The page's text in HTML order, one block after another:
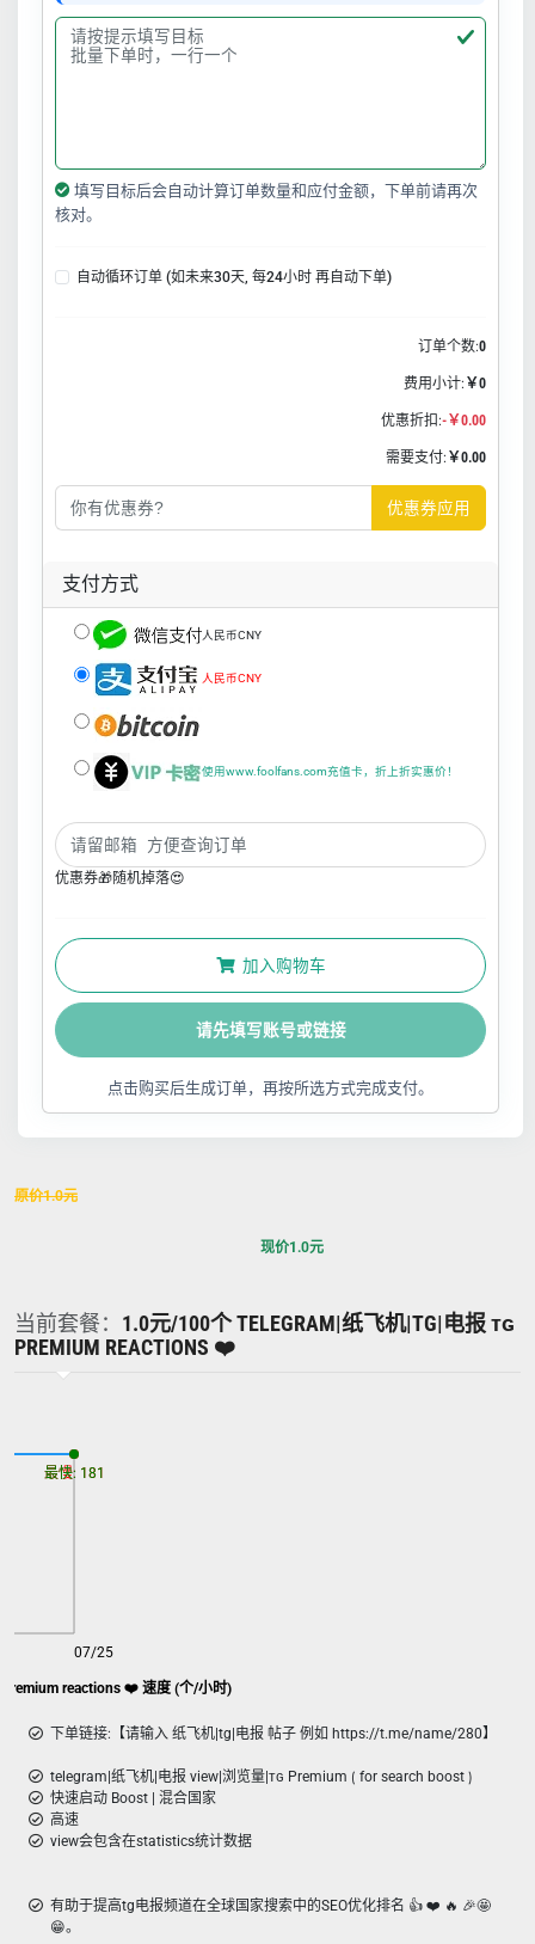
填写目标后会自动计算订单数量和应付金额，下单前请再次
核对。
自动循环订单 (如未来30天, 每24小时 再自动下单)
订单个数:0
费用小计: ￥0
优惠折扣:-￥0.00
需要支付: ￥0.00
优惠券应用
支付方式
人民币CNY
人民币CNY
使用www.foolfans.com充值卡，折上折实惠价！
优惠券🎁随机掉落😍
加入购物车
请先填写账号或链接
点击购买后生成订单，再按所选方式完成支付。
原价1.0元
现价1.0元
当前套餐： 1.0元/100个 TELEGRAM|纸飞机|TG|电报 ᴛɢ
PREMIUM REACTIONS ❤️
纸飞机|TG|电报 ᴛɢ Premium reactions ❤️ 速度 (个/小时)
07/25
最慢: 181
最快: 181
下单链接:【请输入 纸飞机|tg|电报 帖子 例如 https://t.me/name/280】
telegram|纸飞机|电报 view|浏览量|ᴛɢ Premium ⟮ for search boost ⟯
快速启动 Boost | 混合国家
高速
view会包含在statistics统计数据
有助于提高tg电报频道在全球国家搜索中的SEO优化排名 👍 ❤️ 🔥 🎉🤩
😁。